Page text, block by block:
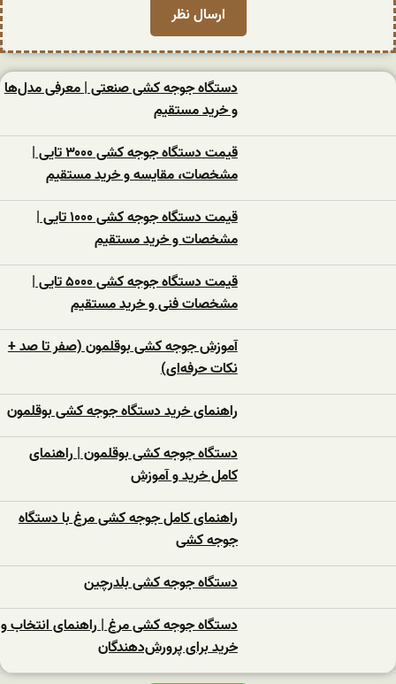
دستگاه جوجه کشی صنعتی | معرفی مدل‌ها
و خرید مستقیم
قیمت دستگاه جوجه کشی ۳۰۰۰ تایی |
مشخصات، مقایسه و خرید مستقیم
قیمت دستگاه جوجه کشی ۱۰۰۰ تایی |
مشخصات و خرید مستقیم
قیمت دستگاه جوجه کشی ۵۰۰۰ تایی |
مشخصات فنی و خرید مستقیم
آموزش جوجه کشی بوقلمون (صفر تا صد +
نکات حرفه‌ای)
راهنمای خرید دستگاه جوجه کشی بوقلمون
دستگاه جوجه کشی بوقلمون | راهنمای
کامل خرید و آموزش
راهنمای کامل جوجه کشی مرغ با دستگاه
جوجه کشی
دستگاه جوجه‌ کشی بلدرچین
دستگاه جوجه‌ کشی مرغ | راهنمای انتخاب و
خرید برای پرورش‌دهندگان